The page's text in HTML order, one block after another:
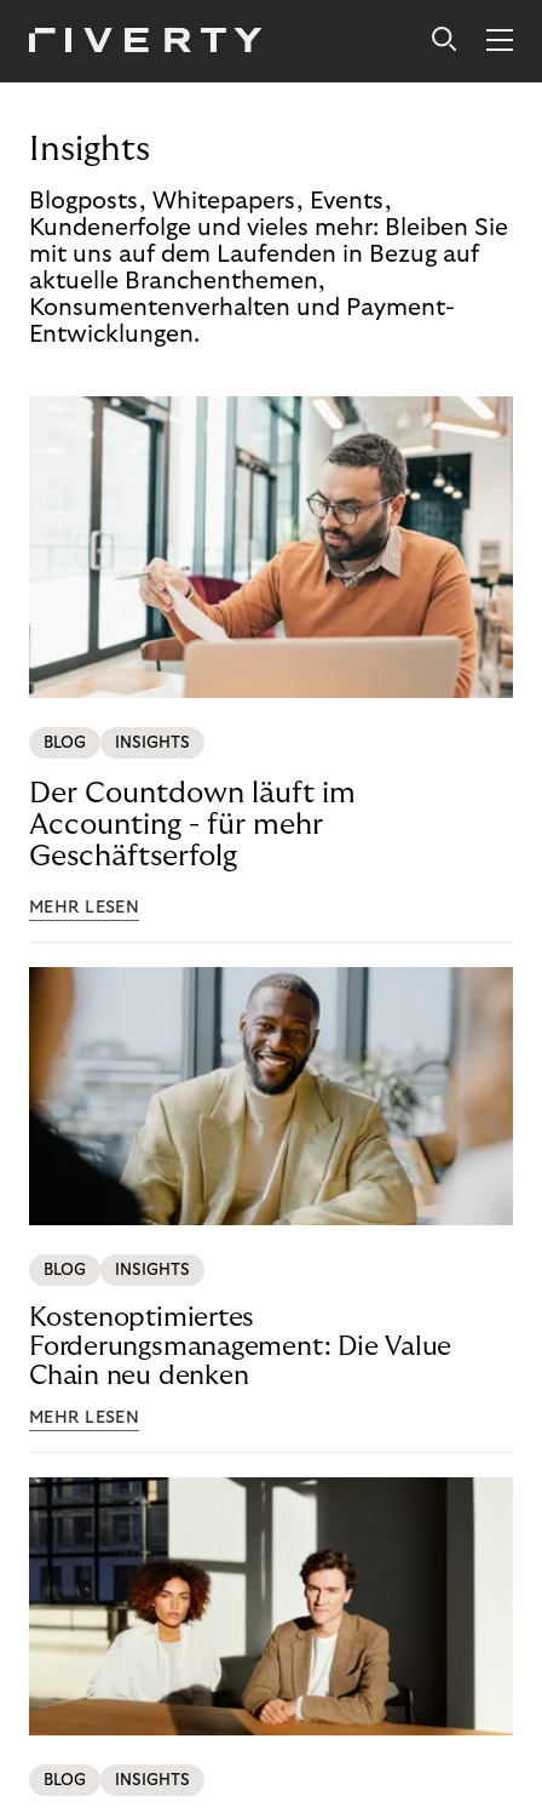
Insights
Blogposts, Whitepapers, Events,
Kundenerfolge und vieles mehr: Bleiben Sie
mit uns auf dem Laufenden in Bezug auf
aktuelle Branchenthemen,
Konsumentenverhalten und Payment-
Entwicklungen.
BLOG INSIGHTS
Der Countdown läuft im
Accounting - für mehr
Geschäftserfolg
MEHR LESEN
BLOG INSIGHTS
Kostenoptimiertes
Forderungsmanagement: Die Value
Chain neu denken
MEHR LESEN
BLOG INSIGHTS